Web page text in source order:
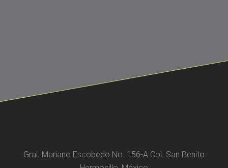
Gral. Mariano Escobedo No. 156-A Col. San Benito